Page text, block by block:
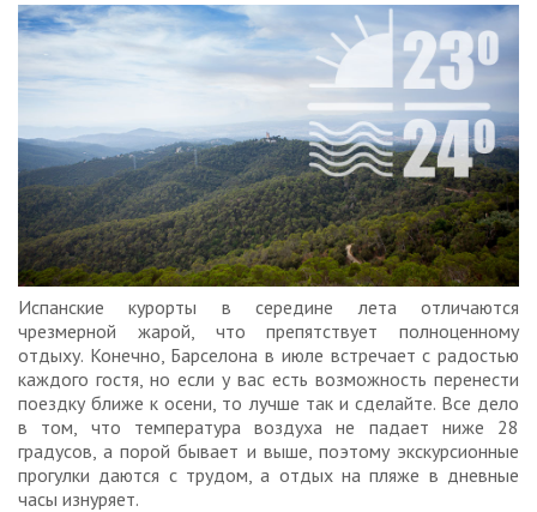
Испанские курорты в середине лета отличаются
чрезмерной жарой, что препятствует полноценному
отдыху. Конечно, Барселона в июле встречает с радостью
каждого гостя, но если у вас есть возможность перенести
поездку ближе к осени, то лучше так и сделайте. Все дело
в том, что температура воздуха не падает ниже 28
градусов, а порой бывает и выше, поэтому экскурсионные
прогулки даются с трудом, а отдых на пляже в дневные
часы изнуряет.